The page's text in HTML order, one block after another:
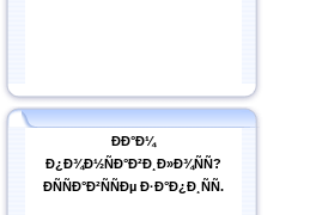
ÐÐ°Ð¼
Ð¿Ð¾Ð½ÑÐ°Ð²Ð¸Ð»Ð¾ÑÑ?
ÐÑÑÐ°Ð²ÑÑÐµ Ð·Ð°Ð¿Ð¸ÑÑ.